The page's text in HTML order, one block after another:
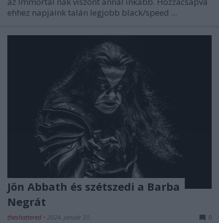
ehhez napjaink talán legjobb black/speed ...
Jön Abbath és szétszedi a Barba
Negrát
theshattered • 2024. január 31. 0